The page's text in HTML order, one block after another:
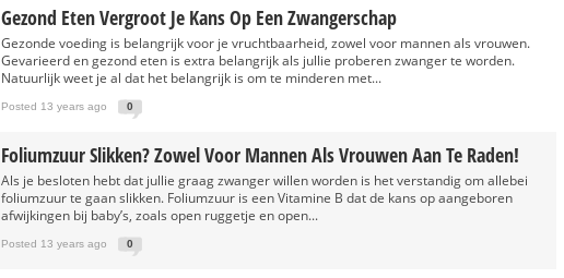
Gezond Eten Vergroot Je Kans Op Een Zwangerschap
Gezonde voeding is belangrijk voor je vruchtbaarheid, zowel voor mannen als vrouwen.
Gevarieerd en gezond eten is extra belangrijk als jullie proberen zwanger te worden.
Natuurlijk weet je al dat het belangrijk is om te minderen met...
Posted 13 years ago 0
Foliumzuur Slikken? Zowel Voor Mannen Als Vrouwen Aan Te Raden!
Als je besloten hebt dat jullie graag zwanger willen worden is het verstandig om allebei
foliumzuur te gaan slikken. Foliumzuur is een Vitamine B dat de kans op aangeboren
afwijkingen bij baby’s, zoals open ruggetje en open...
Posted 13 years ago 0